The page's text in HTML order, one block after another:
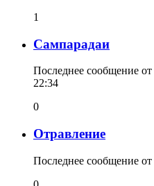
1
Сампарадаи
Последнее сообщение от
22:34
0
Отравление
Последнее сообщение от